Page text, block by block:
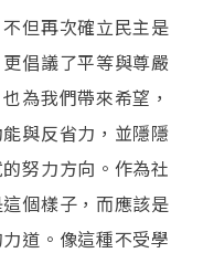
但再次確立民主是
倡議了平等與尊嚴
為我們帶來希望，
與反省力，並隱隱
努力方向。作為社
個樣子，而應該是
道。像這種不受學